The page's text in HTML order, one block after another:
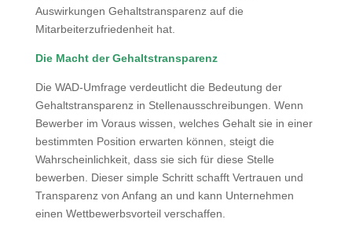
Auswirkungen Gehaltstransparenz auf die
Mitarbeiterzufriedenheit hat.
Die Macht der Gehaltstransparenz
Die WAD-Umfrage verdeutlicht die Bedeutung der
Gehaltstransparenz in Stellenausschreibungen. Wenn
Bewerber im Voraus wissen, welches Gehalt sie in einer
bestimmten Position erwarten können, steigt die
Wahrscheinlichkeit, dass sie sich für diese Stelle
bewerben. Dieser simple Schritt schafft Vertrauen und
Transparenz von Anfang an und kann Unternehmen
einen Wettbewerbsvorteil verschaffen.